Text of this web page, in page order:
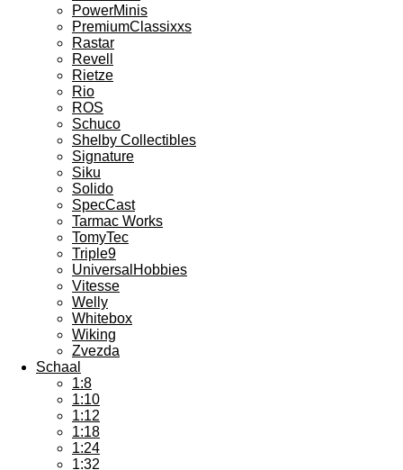
PowerMinis
PremiumClassixxs
Rastar
Revell
Rietze
Rio
ROS
Schuco
Shelby Collectibles
Signature
Siku
Solido
SpecCast
Tarmac Works
TomyTec
Triple9
UniversalHobbies
Vitesse
Welly
Whitebox
Wiking
Zvezda
Schaal
1:8
1:10
1:12
1:18
1:24
1:32